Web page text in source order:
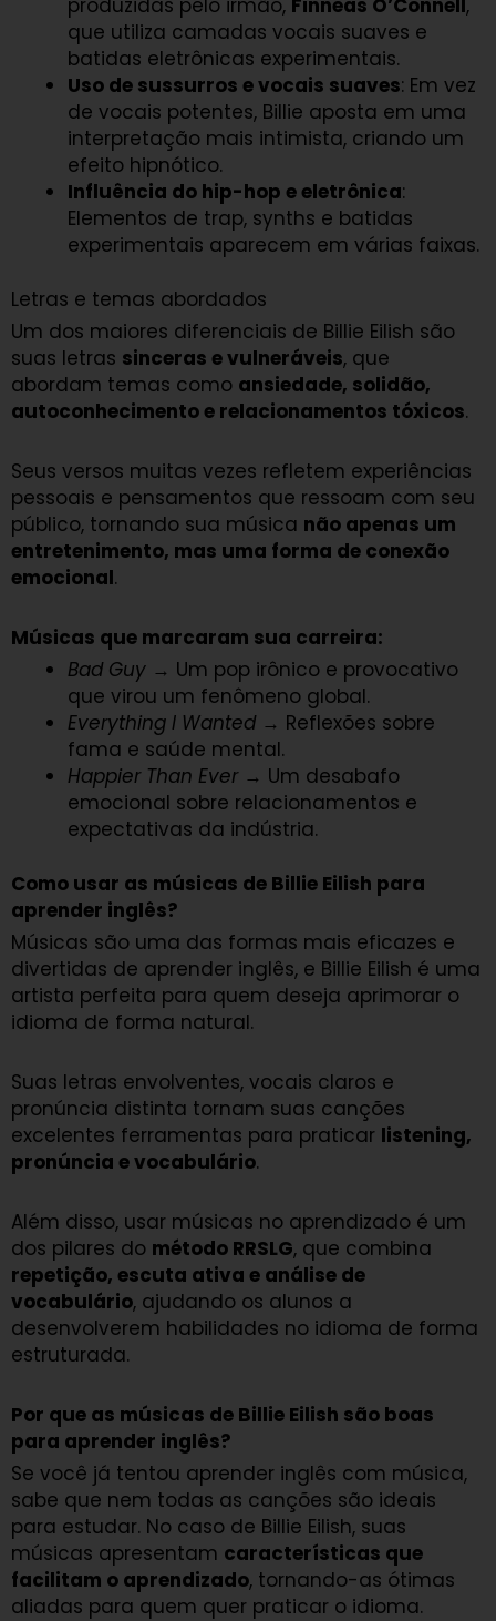
produzidas pelo irmão, Finneas O’Connell,
que utiliza camadas vocais suaves e
batidas eletrônicas experimentais.
Uso de sussurros e vocais suaves: Em vez
de vocais potentes, Billie aposta em uma
interpretação mais intimista, criando um
efeito hipnótico.
Influência do hip-hop e eletrônica:
Elementos de trap, synths e batidas
experimentais aparecem em várias faixas.
Letras e temas abordados
Um dos maiores diferenciais de Billie Eilish são
suas letras sinceras e vulneráveis, que
abordam temas como ansiedade, solidão,
autoconhecimento e relacionamentos tóxicos.
Seus versos muitas vezes refletem experiências
pessoais e pensamentos que ressoam com seu
público, tornando sua música não apenas um
entretenimento, mas uma forma de conexão
emocional.
Músicas que marcaram sua carreira:
Bad Guy → Um pop irônico e provocativo
que virou um fenômeno global.
Everything I Wanted→ Reflexões sobre
fama e saúde mental.
Happier Than Ever→ Um desabafo
emocional sobre relacionamentos e
expectativas da indústria.
Como usar as músicas de Billie Eilish para
aprender inglês?
Músicas são uma das formas mais eficazes e
divertidas de aprender inglês, e Billie Eilish é uma
artista perfeita para quem deseja aprimorar o
idioma de forma natural.
Suas letras envolventes, vocais claros e
pronúncia distinta tornam suas canções
excelentes ferramentas para praticar listening,
pronúncia e vocabulário.
Além disso, usar músicas no aprendizado é um
dos pilares do método RRSLG, que combina
repetição, escuta ativa e análise de
vocabulário, ajudando os alunos a
desenvolverem habilidades no idioma de forma
estruturada.
Por que as músicas de Billie Eilish são boas
para aprender inglês?
Se você já tentou aprender inglês com música,
sabe que nem todas as canções são ideais
para estudar. No caso de Billie Eilish, suas
músicas apresentam características que
facilitam o aprendizado, tornando-as ótimas
aliadas para quem quer praticar o idioma.